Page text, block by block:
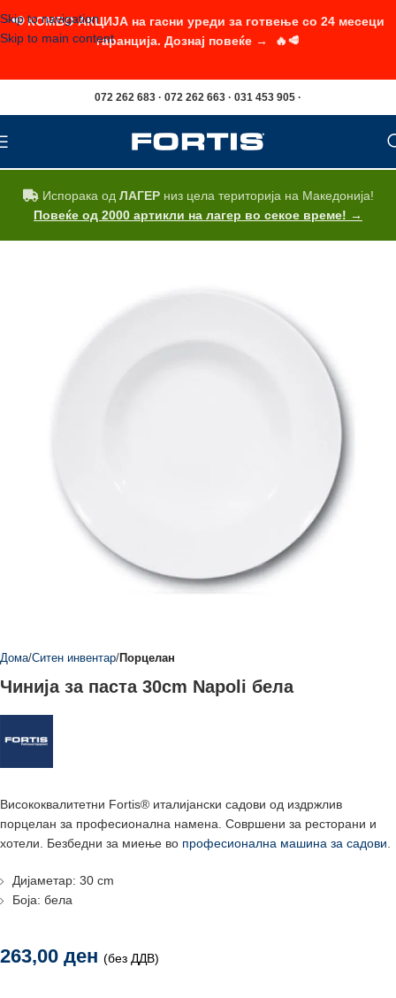
Skip to navigation
Skip to main content
072 262 683 · 072 262 663 · 031 453 905 ·
Испорака од ЛАГЕРниз цела територија на Македонија!
Повеќе од 2000 артикли на лагер во секое време! →
Дома Ситен инвентар Порцелан
Чинија за паста 30cm Napoli бела
Висококвалитетни Fortis® италијански садови од издржлив
порцелан за професионална намена. Совршени за ресторани и
хотели. Безбедни за миење во професионална машина за садови
Дијаметар: 30 cm
Боја: бела
263,00 ден (без ДДВ)
📢 КОМБО АКЦИЈА на гасни уреди за готвење со 24 месеци
гаранција. Дознај повеќе → 🔥🥩